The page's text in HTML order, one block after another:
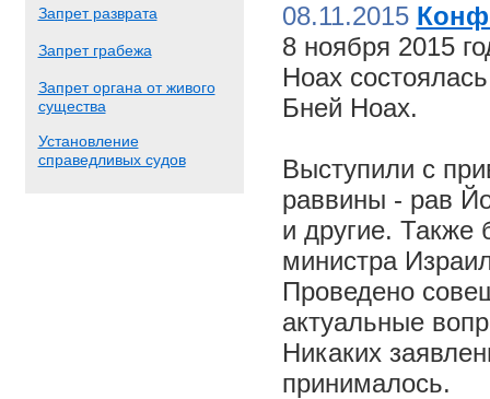
Запрет разврата
Запрет грабежа
Запрет органа от живого
существа
Установление
справедливых судов
08.11.2015
8 ноября 2015
Ноах
Бней Ноах.
Выступили с
раввины - рав
и другие. Также
министра
Проведено
актуальные
Никаких
принималось.